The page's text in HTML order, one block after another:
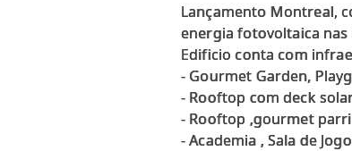
Lançamento Montreal,
energia fotovoltaica nas
Edificio conta com
- Gourmet Garden,
- Rooftop com deck
- Rooftop ,gourmet
- Academia , Sala de